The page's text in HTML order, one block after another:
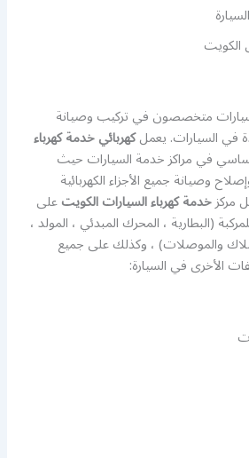
الكويت
متخصصون في تركيب وصيانة
في السيارات. يعملكهربائي خدمة كهرباء
في مراكز خدمة السيارات حيث
وصيانة جميع الأجزاء الكهربائية
مركزخدمة كهرباء السيارات الكويتعلى
(البطارية ، المحرك المبدئي ، المولد ،
والموصلات) ، وكذلك على جميع
الأخرى في السيارة: